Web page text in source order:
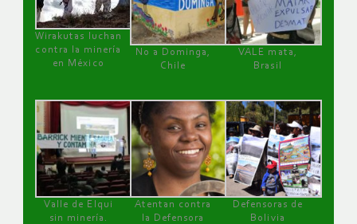
Wirakutas luchan
contra la minería
en México
No a Dominga,
Chile
VALE mata,
Brasil
Valle de Elqui
sin minería.
Atentan contra
la Defensora
Defensoras de
Bolivia